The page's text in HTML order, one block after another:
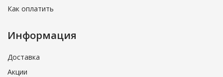
Как оплатить
Информация
Доставка
Акции